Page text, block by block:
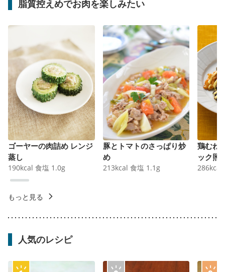
脂質控えめでお肉を楽しみたい
ゴーヤーの肉詰め レンジ
蒸し
190kcal 食塩 1.0g
豚とトマトのさっぱり炒
め
213kcal 食塩 1.1 g
鶏むね
ック照
286kcal
もっと見る
人気のレシピ